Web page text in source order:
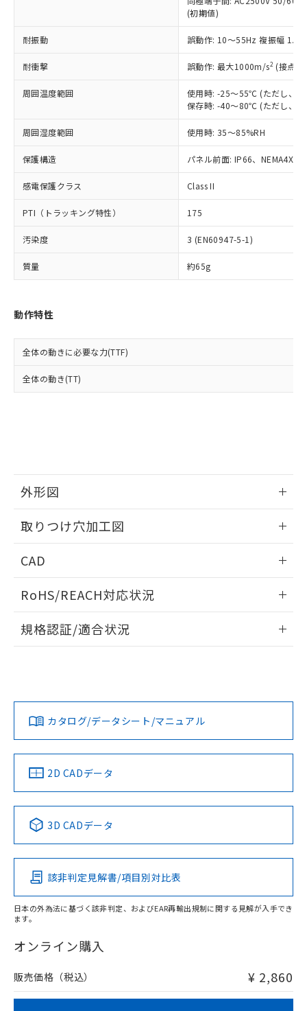
(初期値)
耐振動 誤動作: 10～55Hz 複振幅
耐衝撃 誤動作: 最大1000m/s2 (接点
周囲温度範囲
使用時: -25～55℃ (ただし、氷
保存時: -40～80℃ (ただし、氷
周囲湿度範囲 使用時: 35～85%RH
保護構造 パネル前面: IP66、NEMA4X,
感電保護クラス Class II
PTI（トラッキング特性） 175
汚染度 3 (EN60947-5-1)
質量 約65g
動作特性
全体の動きに必要な力(TTF)
全体の動き(TT)
外形図
取りつけ穴加工図
CAD
ドすることができます。
ログイン/会員登録
ダウンロードデータをご利用いただく前に、以下を必ずお読
みください。
ソフトウェアの使用条件
RoHS/REACH対応状況
EU RoHS 注意事項・凡例
対応済み
中国 RoHS 注意事項・凡例
Pb Hg Cd Cr(VI)
O
在庫等で未対応品が混在する可能性があります。
問い合わせください。
規格認証/適合状況
LR型式承認
（イギリス
船舶規格）
DNV型式承認
（ノルウェー
BV型式承認
（フランス
KR型式
（韓国
No No No No
この製品の規格認証/適合状況ページへ
その他の認証はこちらのページからご検索ください
カタログ/データシート/マニュアル
2D CADデータ
3D CADデータ
該非判定見解書/項目別対比表
日本の外為法に基づく該非判定、およびEAR再輸出規制に関する見解が入手でき
ます。
オンライン購入
販売価格（税込） ¥ 2,860
在庫状況および標準価格照会結果は、
記載している更新日時点での社内デー
タに基づき作成されるものであり、閲
覧された時点での実際の在庫および標
準価格とは異なる場合があることをご
正式な納期状況および標準価格はお客
様のお取引先、またはお客様担当のオ
ムロン制御機器販売店・当社販売員に
オムロン制御機器販売店や当社販売拠
販売ネットワーク
」をご確認
在庫状況および標準価格結果を当社の
事前の承諾なく第三者に漏洩または開
示しないようお願いします。
マイパーツ機能（部品リスト作成サー
ビス）をご利用いただくには、I-Web
メンバーズにご登録されている必要が
あります。
品・サービスに関するお客様との取
引・商談に必要な範囲で利用すること
※当社の共同利用者とは、
の共同利用に関して"
の「1.共同利
鉛(Pb) 1000ppm以下、 水銀(Hg) 1000ppm以下、 カド
類(PBB) 1000ppm以下、ポリ臭化ジフェニルエーテル類
(PBDE) 1000ppm以下、フタル酸ビス(2-エチルヘキシ
ル) (DEHP)(別名：DOP) 1000ppm以下、フタル酸ブチ
ルベンジル（BBP） 1000ppm以下、フタル酸ジブチル
（DBP） 1000ppm以下、フタル酸ジイソブチル
但し、RoHS指令で産業用監視および制御機器に対する
図的な使用がないことを確認しています。
部品在庫の切り替え状況などにより、予定
月が前後することがあります。
とができます。
EU RoHS指令（10物質）の非含有証明書
51物質の非含有証明書（当社基準）
荷製品に未対応品が混在することから備考
欄に対応日を記載しておりました。
既に当社にて対応品への在庫切替を完了
していることから、特段のことがない限
り、2022年1月12日より割愛しておりま
*中国RoHS10物質の基準値 (GB/T26572)：
Pb(鉛) :1000ppm、 Hg(水銀) : 1000ppm、 Cd(カドミウ
Cr(Ⅵ)(六価クロム) : 1000ppm、 PBBs(ポリ臭化ビフェ
ニル類) : 1000ppm、 PBDEs(ポリ臭化ジフェニルエーテ
ル類) : 1000ppm、
DBP(フタル酸ジブチル) : 1000ppm、 DIBP(フタル酸ジ
イソブチル) : 1000ppm、 BBP(フタル酸ブチルベンジ
DEHP(フタル酸ビス(2-エチルヘキシル)) : 1000ppm
「ｅ」：有害物質（10物質）のすべてが基
準値以下であることを示します。
「10」：通常の使用状況下において有害物
質が外部に漏えいし、環境に深刻な影響を
及ぼさない年数を意味します。
「－」：未確認です。当社販売部門へお問
（以下｢規制貨物等」という）を輸出
または国外への提供する場合は、日本
国政府の輸出許可(または役務取引許
可)を取得するなどの必要な手続きを
当社は規制貨物を破棄する場合は、完
全に破砕するなど、違法に輸出されな
いよう必要な手段を講じます。
当社は貴社製品を、核兵器、ミサイ
ル、化学兵器、生物兵器またはその他
武器並びにこれらの製造装置等に一切
当社は、貴社製品を第三者に販売する
場合は、上記1、2および3の内容を当
該第三者に通知します。また当社は、
販売先および販売に係わる関係者が違
法に輸出するおそれがある場合は、取
り引きをいたしません。
合意する
一定数以上の在庫あり
一定数には満たないが在庫あり
在庫なし(最新の在庫状況につ
いては、お客様のお取引先、ま
たはお客様担当のオムロン制御
機器販売店・当社販売員にご確
認ください)
受注生産機種、また在庫状況の
情報を公開していない機種